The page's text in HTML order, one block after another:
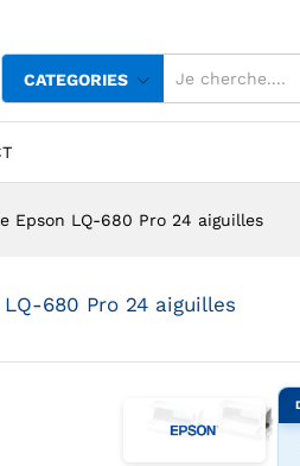
CATEGORIES
Epson LQ-680 Pro 24 aiguilles
680 Pro 24 aiguilles